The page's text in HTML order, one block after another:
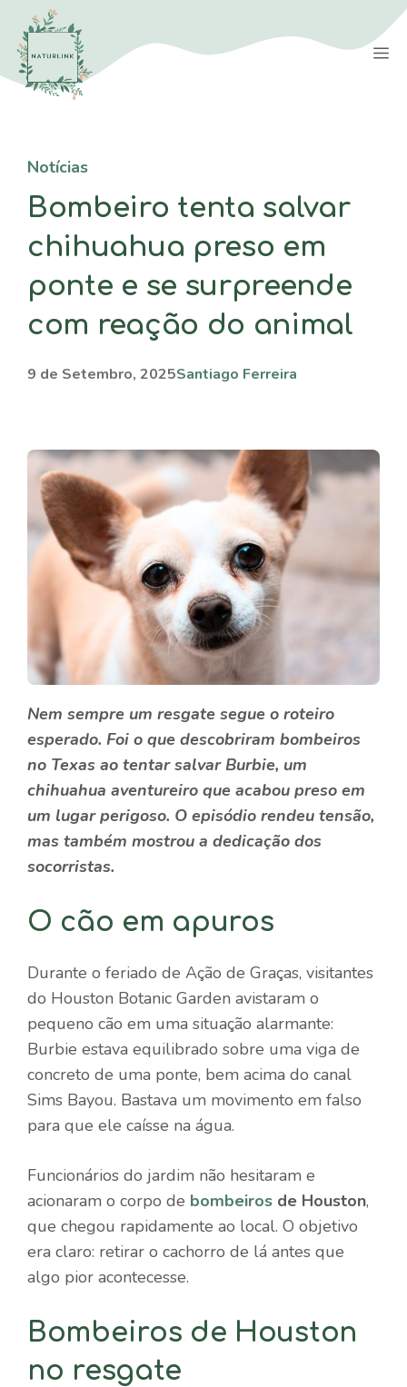
Saltar
para
conteúdo
Notícias
Bombeiro tenta salvar
chihuahua preso em
ponte e se surpreende
com reação do animal
9 de Setembro, 2025Santiago Ferreira
Nem sempre um resgate segue o roteiro
esperado. Foi o que descobriram bombeiros
no Texas ao tentar salvar Burbie, um
chihuahua aventureiro que acabou preso em
um lugar perigoso. O episódio rendeu tensão,
mas também mostrou a dedicação dos
socorristas.
O cão em apuros
Durante o feriado de Ação de Graças, visitantes
do Houston Botanic Garden avistaram o
pequeno cão em uma situação alarmante:
Burbie estava equilibrado sobre uma viga de
concreto de uma ponte, bem acima do canal
Sims Bayou. Bastava um movimento em falso
para que ele caísse na água.
Funcionários do jardim não hesitaram e
acionaram o corpo de bombeiros de Houston,
que chegou rapidamente ao local. O objetivo
era claro: retirar o cachorro de lá antes que
algo pior acontecesse.
Bombeiros de Houston
no resgate